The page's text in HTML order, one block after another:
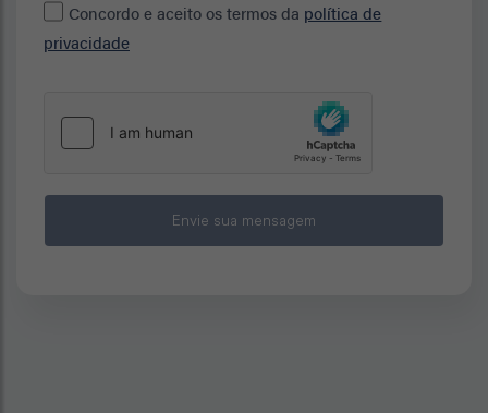
Concordo e aceito os termos da política de
privacidade